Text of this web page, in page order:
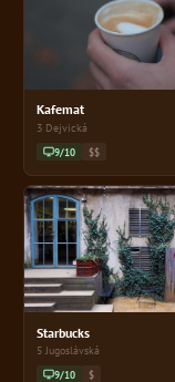
Kafemat
3 Dejvická
9/10 $$
Starbucks
5 Jugoslávská
9/10 $